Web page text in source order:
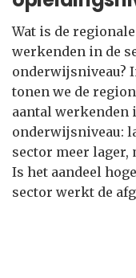
Wat is de
werkenden in de
onderwijsniveau?
tonen we de
aantal werkenden
onderwijsniveau:
sector meer lager,
Is het aandeel
sector werkt de